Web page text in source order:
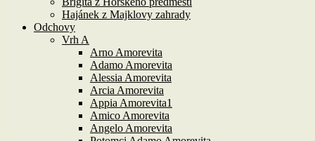
Hajánek z Majklovy zahrady
Odchovy
Vrh A
Arno Amorevita
Adamo Amorevita
Alessia Amorevita
Arcia Amorevita
Appia Amorevita1
Amico Amorevita
Angelo Amorevita